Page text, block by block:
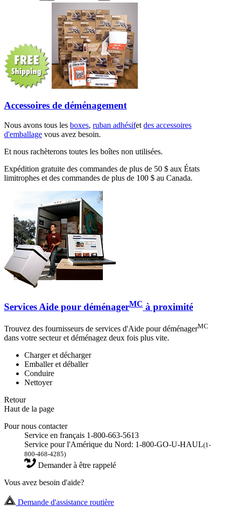
Accessoires de déménagement
Nous avons tous les boxes, ruban adhésifet des accessoires
d'emballage vous avez besoin.
Et nous rachèterons toutes les boîtes non utilisées.
Expédition gratuite des commandes de plus de 50 $ aux États
limitrophes et des commandes de plus de 100 $ au Canada.
Services Aide pour déménagerMC à proximité
Trouvez des fournisseurs de services d'Aide pour déménagerMC
dans votre secteur et déménagez deux fois plus vite.
Charger et décharger
Emballer et déballer
Conduire
Nettoyer
Retour
Haut de la page
Pour nous contacter
Service en français 1-800-663-5613
Service pour l'Amérique du Nord: 1-800-GO-U-HAUL(1-
800-468-4285)
Demander à être rappelé
Vous avez besoin d'aide?
Demande d'assistance routière